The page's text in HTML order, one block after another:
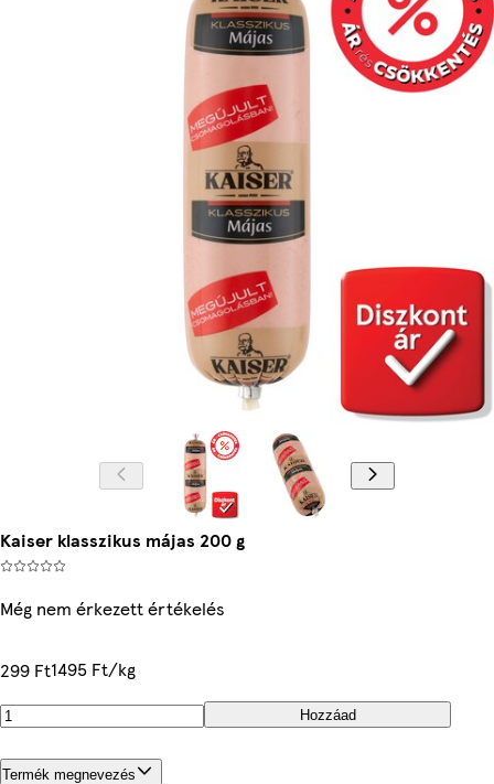
Kaiser klasszikus májas 200 g
Még nem érkezett értékelés
299 Ft1495 Ft/kg
Hozzáad
Termék megnevezés